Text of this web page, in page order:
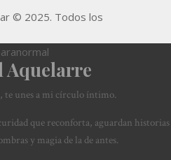
© 2025. Todos los
Aquelarre
te unes a mi círculo íntimo.
que reconforta, aguardan historias
y magia de la de antes.